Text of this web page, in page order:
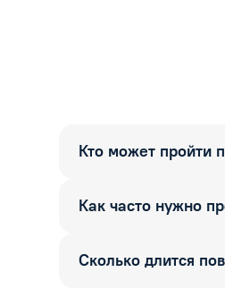
Кто может пройти
Как часто нужно
Сколько длится